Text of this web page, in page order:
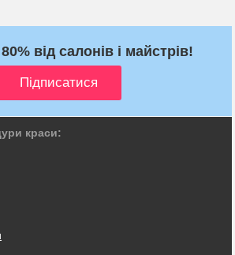
від салонів і майстрів!
краси: